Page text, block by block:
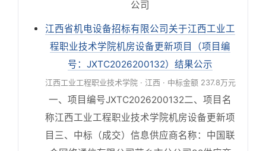
公司
江西省机电设备招标有限公司关于江西工业工
程职业技术学院机房设备更新项目（项目编
号：JXTC2026200132）结果公示
江西工业工程职业技术学院 · 江西 · 中标金额 237.8万元
一、项目编号JXTC2026200132二、项目名
称江西工业工程职业技术学院机房设备更新项
目三、中标（成交）信息供应商名称：中国联